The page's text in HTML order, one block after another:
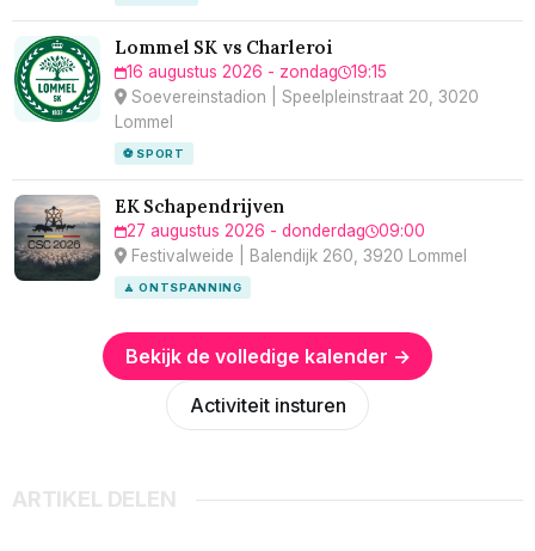
Lommel SK vs Charleroi
16 augustus 2026 - zondag
19:15
Soevereinstadion | Speelpleinstraat 20, 3020
Lommel
⚽ SPORT
EK Schapendrijven
27 augustus 2026 - donderdag
09:00
Festivalweide | Balendijk 260, 3920 Lommel
🧘 ONTSPANNING
Bekijk de volledige kalender →
Activiteit insturen
ARTIKEL DELEN